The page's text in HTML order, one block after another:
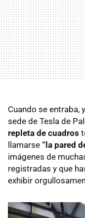
Cuando se entraba,
sede de Tesla de
repleta de cuadros
llamarse “la pared
imágenes de
registradas y que
exhibir